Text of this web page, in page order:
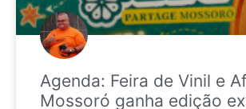
Agenda: Feira de Vinil e
Mossoró ganha edição